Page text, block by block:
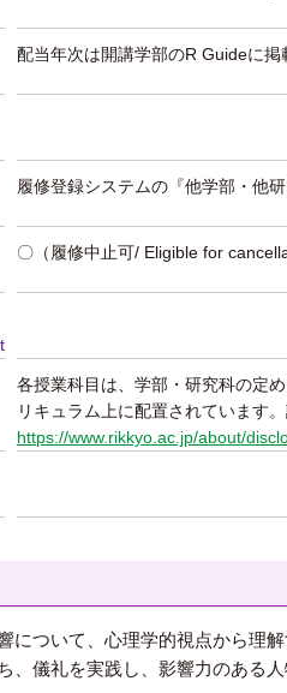
配当年次は開講学部のR Guideに掲
履修登録システムの『他学部・他
〇（履修中止可/ Eligible for
各授業科目は、学部・研究科の定
リキュラム上に配置されています
https://www.rikkyo.ac.jp/about/
について、心理学的視点から理
儀礼を実践し、影響力のある人